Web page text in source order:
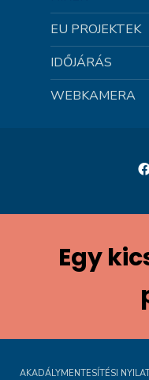
EU PROJEKTEK
IDŐJÁRÁS
WEBKAMERA
Egy
AKADÁLYMENTESÍTÉSI